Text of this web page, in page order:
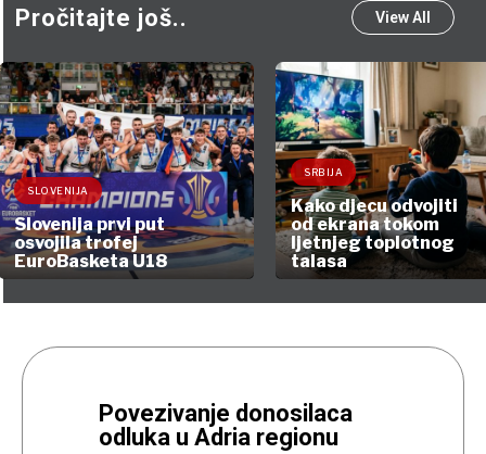
Pročitajte još.. View All
SLOVENIJA
Slovenija prvi put
osvojila trofej
EuroBasketa U18
SRBIJA
Kako djecu odvojiti
od ekrana tokom
ljetnjeg toplotnog
talasa
Povezivanje donosilaca
odluka u Adria regionu